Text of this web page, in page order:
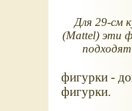
Для 29-см
(Mattel) эти
фигурки -
фигурки.